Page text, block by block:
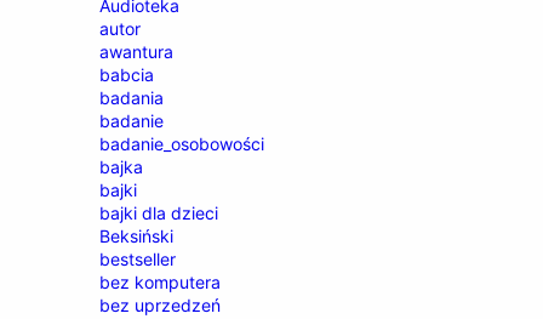
Audioteka
autor
awantura
babcia
badania
badanie
badanie_osobowości
bajka
bajki
bajki dla dzieci
Beksiński
bestseller
bez komputera
bez uprzedzeń